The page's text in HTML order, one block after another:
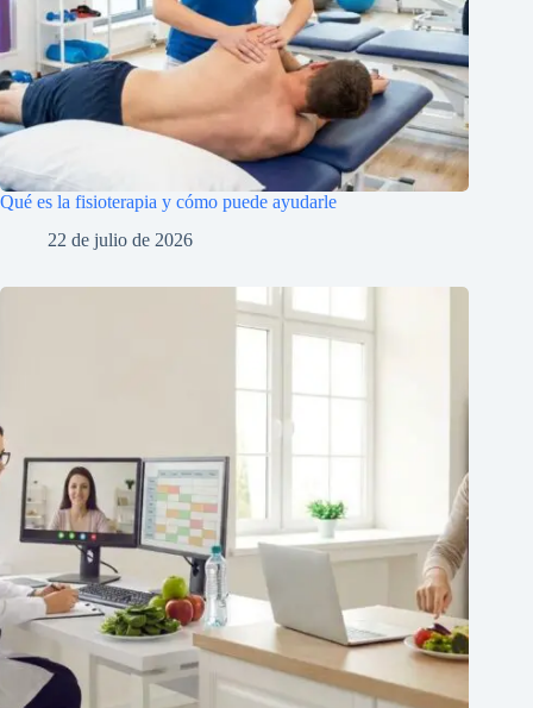
Qué es la fisioterapia y cómo puede ayudarle
22 de julio de 2026